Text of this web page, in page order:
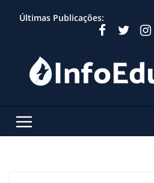
Últimas Publicações: